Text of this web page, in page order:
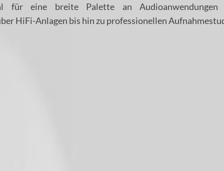
für eine breite Palette an
HiFi-Anlagen bis hin zu professionellen